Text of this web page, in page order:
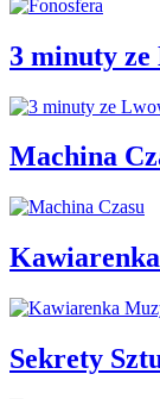
3 minuty ze
Machina
Sekrety